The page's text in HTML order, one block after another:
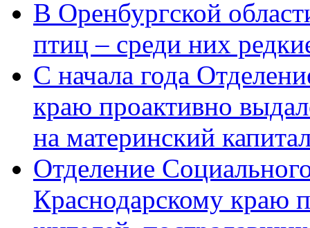
В Оренбургской
птиц – среди них
С начала года
краю проактивно
на материнский
Отделение
Краснодарскому краю